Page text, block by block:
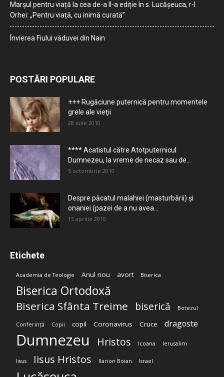
Marșul pentru viață la cea de-a II-a ediție în s. Lucășeuca, r-l
Orhei: „Pentru viață, cu inimă curată”
Învierea Fiului văduvei din Nain
POSTĂRI POPULARE
+++ Rugăciune puternică pentru momentele
grele ale vieţii
28 iulie 2010
**** Acatistul către Atotputernicul
Dumnezeu, la vreme de necaz sau de...
5 octombrie 2010
Despre păcatul malahiei (masturbării) şi
onaniei (pazei de a nu avea...
15 aprilie 2010
Etichete
Academia de Teologie Anul nou avort Biserica
Biserica Ortodoxă
Biserica Sfânta Treime biserică Botezul
Conferință Copii copil Coronavirus Cruce dragoste
Dumnezeu Hristos Icoana Ierusalim
Iisus Iisus Hristos Ilarion Boian Israel